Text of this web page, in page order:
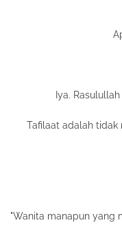
Iya.
Tafilaat adalah tidak
"Wanita manapun yang